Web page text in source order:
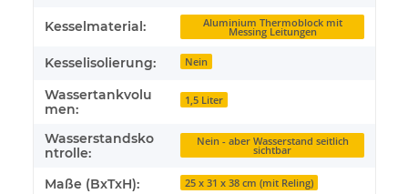
Kesselmaterial: Aluminium Thermoblock mit
Messing Leitungen
Kesselisolierung: Nein
Wassertankvolu
men:
1,5 Liter
Wasserstandsko
ntrolle:
Nein - aber Wasserstand seitlich
sichtbar
Maße (BxTxH): 25 x 31 x 38 cm (mit Reling)